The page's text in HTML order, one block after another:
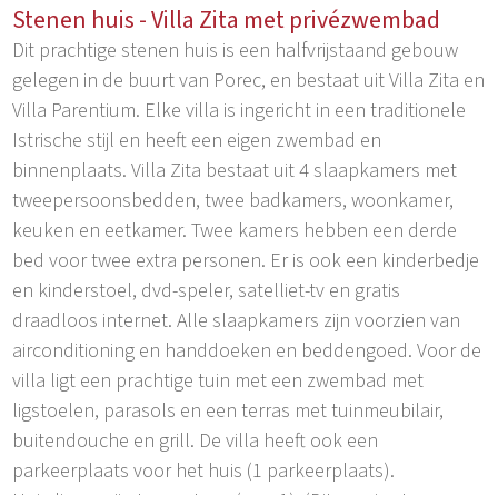
Stenen huis - Villa Zita met privézwembad
Dit prachtige stenen huis is een halfvrijstaand gebouw
gelegen in de buurt van Porec, en bestaat uit Villa Zita en
Villa Parentium. Elke villa is ingericht in een traditionele
Istrische stijl en heeft een eigen zwembad en
binnenplaats. Villa Zita bestaat uit 4 slaapkamers met
tweepersoonsbedden, twee badkamers, woonkamer,
keuken en eetkamer. Twee kamers hebben een derde
bed voor twee extra personen. Er is ook een kinderbedje
en kinderstoel, dvd-speler, satelliet-tv en gratis
draadloos internet. Alle slaapkamers zijn voorzien van
airconditioning en handdoeken en beddengoed. Voor de
villa ligt een prachtige tuin met een zwembad met
ligstoelen, parasols en een terras met tuinmeubilair,
buitendouche en grill. De villa heeft ook een
parkeerplaats voor het huis (1 parkeerplaats).